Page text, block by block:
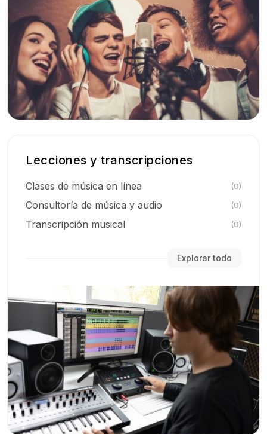
Lecciones y transcripciones
Clases de música en línea (0)
Consultoría de música y audio (0)
Transcripción musical (0)
Explorar todo